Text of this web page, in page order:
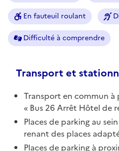
En fauteuil roulant
Difficulté à comprendre
Transport et
Transport en commun à
Bus 26 Arrêt Hôtel de
Places de parking au
renant des places
Places de parking à